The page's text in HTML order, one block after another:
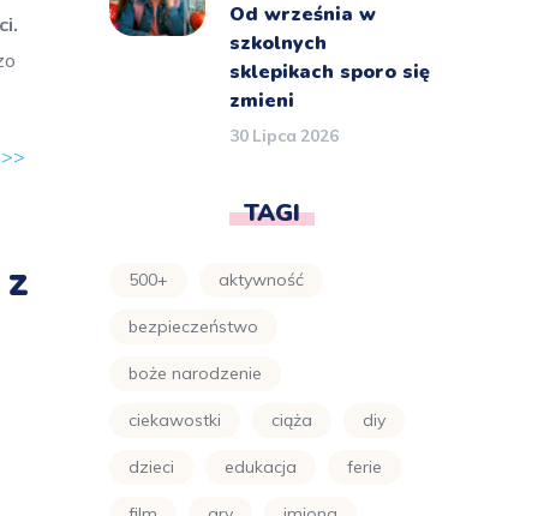
Od września w
szkolnych
sklepikach sporo się
zmieni
30 Lipca 2026
TAGI
500+ aktywność
bezpieczeństwo
boże narodzenie
ciekawostki ciąża diy
dzieci edukacja ferie